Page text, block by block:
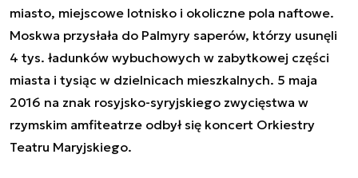
miasto, miejscowe lotnisko i okoliczne pola naftowe.
Moskwa przysłała do Palmyry saperów, którzy usunęli
4 tys. ładunków wybuchowych w zabytkowej części
miasta i tysiąc w dzielnicach mieszkalnych. 5 maja
2016 na znak rosyjsko-syryjskiego zwycięstwa w
rzymskim amfiteatrze odbył się koncert Orkiestry
Teatru Maryjskiego.